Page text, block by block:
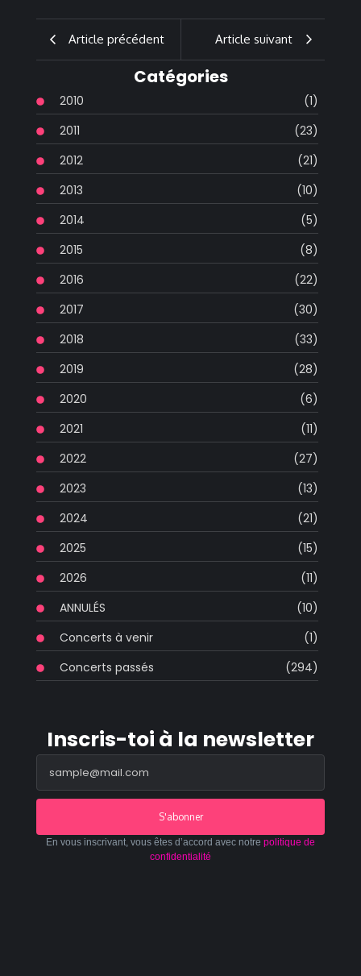
Article précédent Article suivant
Catégories
2010
(1)
2011
(23)
2012
(21)
2013
(10)
2014
(5)
2015
(8)
2016
(22)
2017
(30)
2018
(33)
2019
(28)
2020
(6)
2021
(11)
2022
(27)
2023
(13)
2024
(21)
2025
(15)
2026
(11)
ANNULÉS
(10)
Concerts à venir
(1)
Concerts passés
(294)
Inscris-toi à la newsletter
S'abonner
En vous inscrivant, vous êtes d’accord avec notre politique de
confidentialité